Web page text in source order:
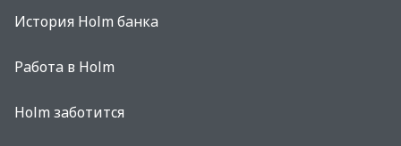
История Holm банка
Работа в Holm
Holm заботится